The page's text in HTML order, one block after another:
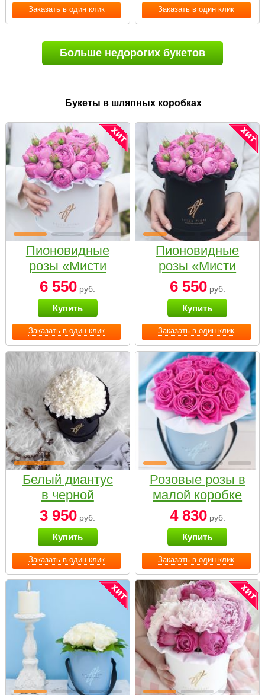
Заказать в один клик Заказать в один клик
Больше недорогих букетов
Букеты в шляпных коробках
Заказать в один клик
Пионовидные
розы «Мисти
бабблс» в белой
коробке Small
6 550 руб.
Купить
Заказать в один клик
Пионовидные
розы «Мисти
бабблс» в
черной коробке
Small
6 550руб.
Купить
Заказать в один клик
Белый диантус
в черной
коробке Small
3 950 руб.
Купить
Заказать в один клик
Розовые розы в
малой коробке
4 830руб.
Купить